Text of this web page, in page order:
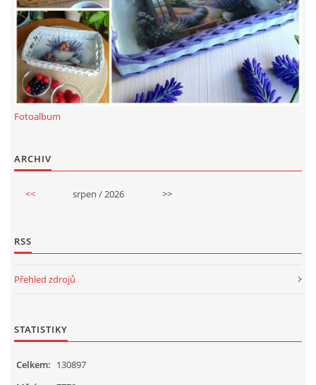
Fotoalbum
ARCHIV
<< srpen / 2026 >>
RSS
Přehled zdrojů
STATISTIKY
Celkem: 130897